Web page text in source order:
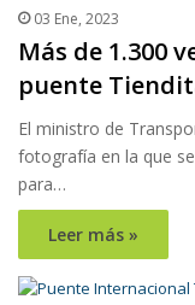
03 Ene, 2023
Más de 1.300
puente
El ministro de
fotografía en la que
para…
Leer más »